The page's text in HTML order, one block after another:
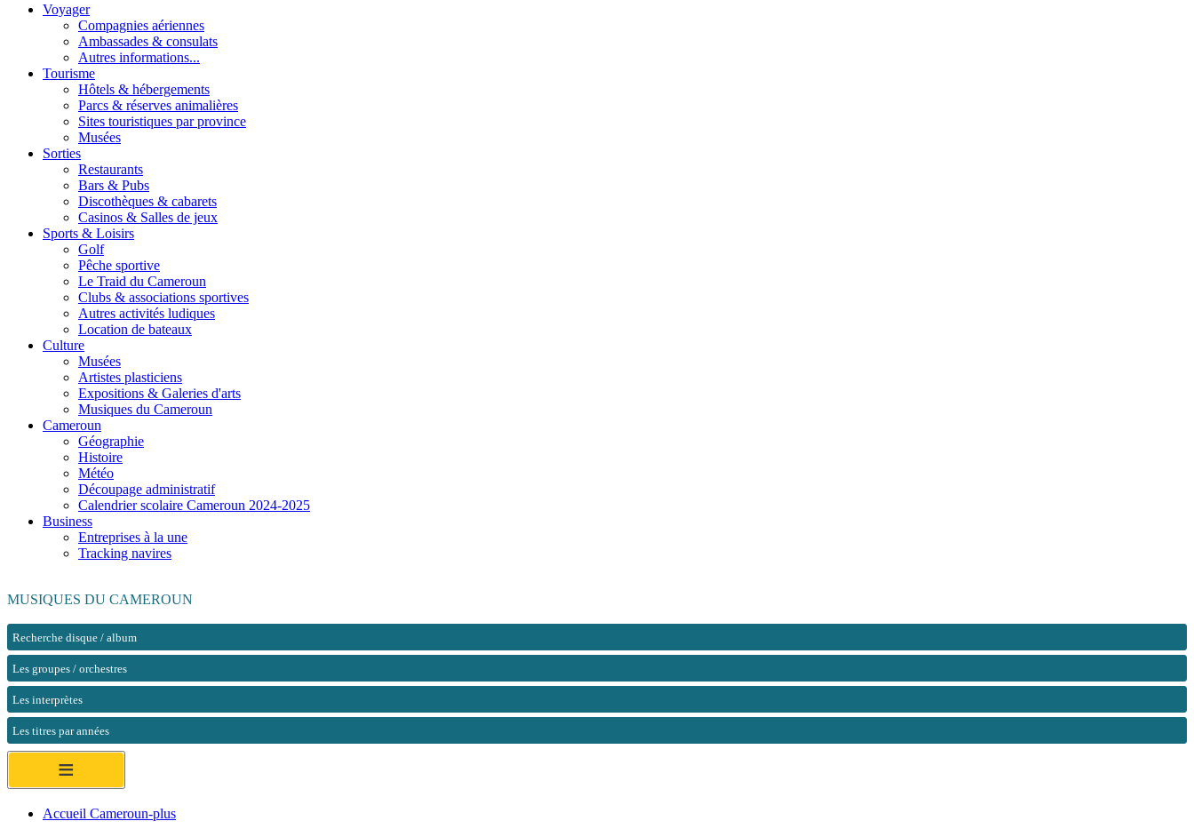
Voyager
Compagnies aériennes
Ambassades & consulats
Autres informations...
Tourisme
Hôtels & hébergements
Parcs & réserves animalières
Sites touristiques par province
Musées
Sorties
Restaurants
Bars & Pubs
Discothèques & cabarets
Casinos & Salles de jeux
Sports & Loisirs
Golf
Pêche sportive
Le Traid du Cameroun
Clubs & associations sportives
Autres activités ludiques
Location de bateaux
Culture
Musées
Artistes plasticiens
Expositions & Galeries d'arts
Musiques du Cameroun
Cameroun
Géographie
Histoire
Météo
Découpage administratif
Calendrier scolaire Cameroun 2024-2025
Business
Entreprises à la une
Tracking navires
MUSIQUES DU CAMEROUN
Recherche disque / album
Les groupes / orchestres
Les interprètes
Les titres par années
≡
Accueil Cameroun-plus